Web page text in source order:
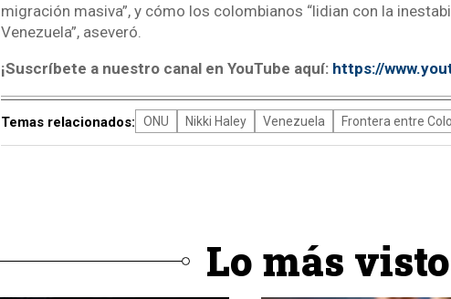
migración masiva”, y cómo los colombianos “lidian con la
Venezuela”, aseveró.
¡Suscríbete a nuestro canal en YouTube aquí: https://
Temas relacionados: ONU Nikki Haley Venezuela Frontera entre
Lo más visto